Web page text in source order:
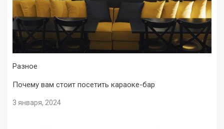
Разное
Почему вам стоит посетить караоке-бар
3 января, 2024